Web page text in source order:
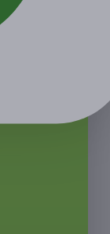
или
количество
квесте
с 08:45
квесте
с 16:15